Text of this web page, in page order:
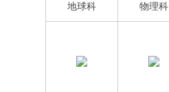
地球科 物理科